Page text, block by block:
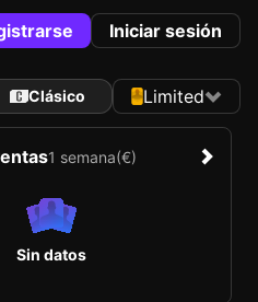
Iniciar sesión
Clásico Limited
1 semana(€)
Sin datos